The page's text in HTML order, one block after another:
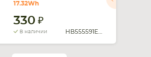
17.32Wh
330
В наличии